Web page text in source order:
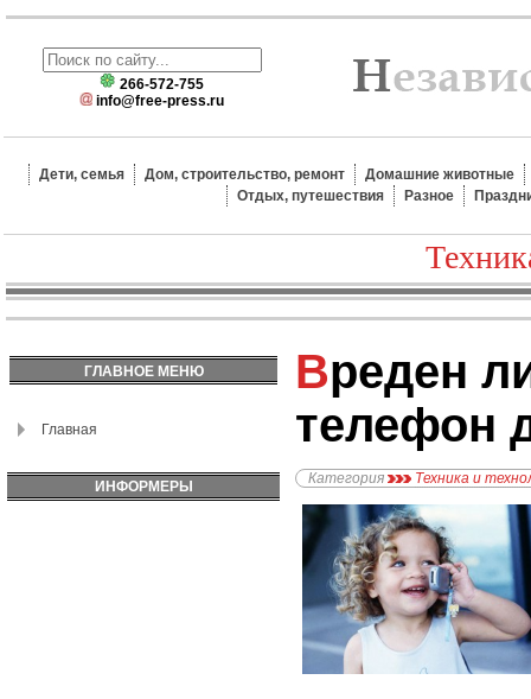
266-572-755
info@free-press.ru
Дети, семья Дом, строительство, ремонт
Домашние животные
Отдых, путешествия
Разное
ГЛАВНОЕ МЕНЮ
Главная
ИНФОРМЕРЫ
Вреден ли мобильный
телефон
Категория Техника и